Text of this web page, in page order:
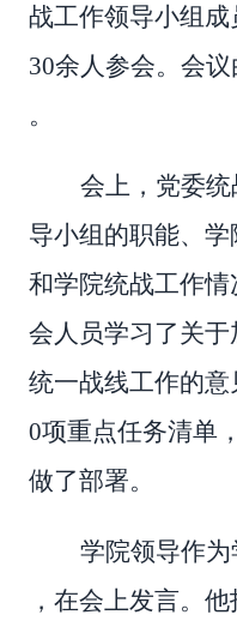
战工作领导小组
30余人参会。会
。
会上，党委
导小组的职能、
和学院统战工作
会人员学习了关
统一战线工作的
0项重点任务清单
做了部署。
学院领导作
，在会上发言。